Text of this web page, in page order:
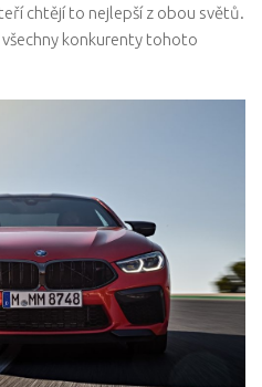
chtějí to nejlepší z obou světů.
konkurenty tohoto